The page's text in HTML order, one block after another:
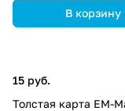
В корзину
15 руб.
Толстая карта EM-